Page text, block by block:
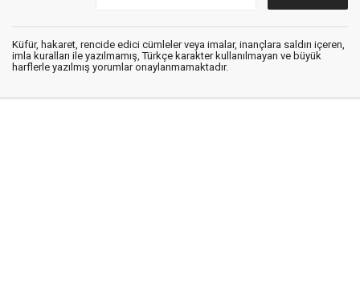
Küfür, hakaret, rencide edici cümleler veya imalar, inançlara saldırı içeren,
imla kuralları ile yazılmamış, Türkçe karakter kullanılmayan ve büyük
harflerle yazılmış yorumlar onaylanmamaktadır.